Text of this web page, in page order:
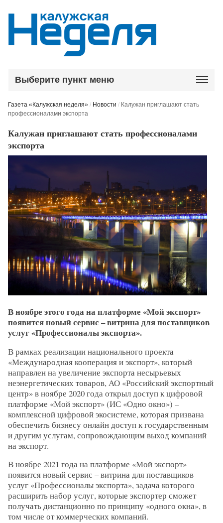
Выберите пункт меню
Газета «Калужская неделя» / Новости / Калужан приглашают стать
профессионалами экспорта
Калужан приглашают стать профессионалами
экспорта
В ноябре этого года на платформе «Мой экспорт»
появится новый сервис – витрина для поставщиков
услуг «Профессионалы экспорта».
В рамках реализации национального проекта
«Международная кооперация и экспорт», который
направлен на увеличение экспорта несырьевых
неэнергетических товаров, АО «Российский экспортный
центр» в ноябре 2020 года открыл доступ к цифровой
платформе «Мой экспорт» (ИС «Одно окно») –
комплексной цифровой экосистеме, которая призвана
обеспечить бизнесу онлайн доступ к государственным
и другим услугам, сопровождающим выход компаний
на экспорт.
В ноябре 2021 года на платформе «Мой экспорт»
появится новый сервис – витрина для поставщиков
услуг «Профессионалы экспорта», задача которого
расширить набор услуг, которые экспортер сможет
получать дистанционно по принципу «одного окна», в
том числе от коммерческих компаний.